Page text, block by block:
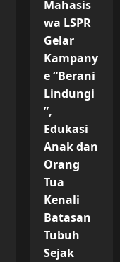
Mahasis
wa LSPR
Gelar
Kampany
e “Berani
Lindungi
”,
Edukasi
Anak dan
Orang
Tua
Kenali
Batasan
Tubuh
Sejak